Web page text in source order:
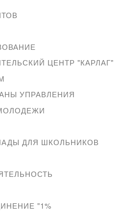
ЦЕНТР "КАРЛАГ"
УПРАВЛЕНИЯ
ДЛЯ ШКОЛЬНИКОВ
"1%